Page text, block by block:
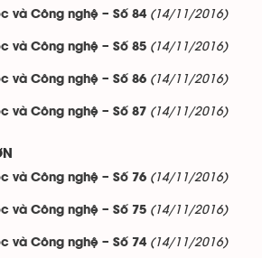
và Công nghệ – Số 84 (14/11/2016)
và Công nghệ – Số 85 (14/11/2016)
và Công nghệ – Số 86 (14/11/2016)
và Công nghệ – Số 87 (14/11/2016)
và Công nghệ – Số 76 (14/11/2016)
và Công nghệ – Số 75 (14/11/2016)
và Công nghệ – Số 74 (14/11/2016)